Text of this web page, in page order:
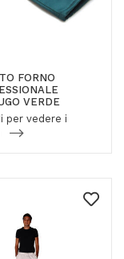
FORNO
VERDE
per vedere i